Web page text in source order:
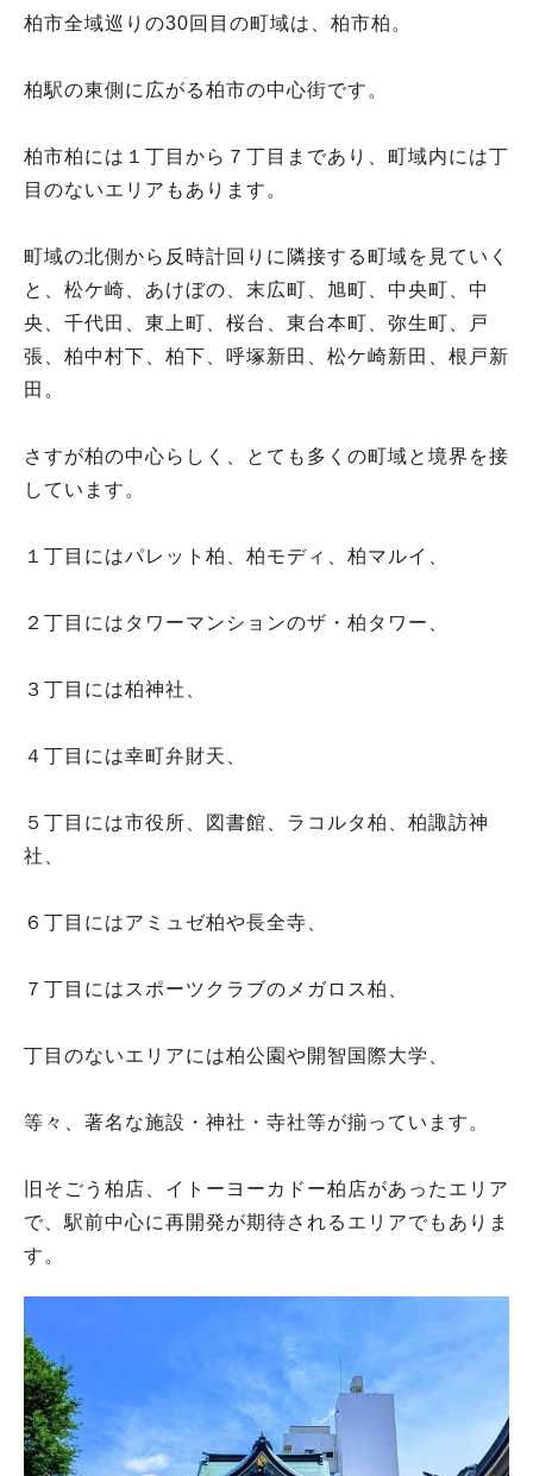
柏市全域巡りの30回目の町域は、柏市柏。
柏駅の東側に広がる柏市の中心街です。
柏市柏には１丁目から７丁目まであり、町域内には丁
目のないエリアもあります。
町域の北側から反時計回りに隣接する町域を見ていく
と、松ケ崎、あけぼの、末広町、旭町、中央町、中
央、千代田、東上町、桜台、東台本町、弥生町、戸
張、柏中村下、柏下、呼塚新田、松ケ崎新田、根戸新
田。
さすが柏の中心らしく、とても多くの町域と境界を接
しています。
１丁目にはパレット柏、柏モディ、柏マルイ、
２丁目にはタワーマンションのザ・柏タワー、
３丁目には柏神社、
４丁目には幸町弁財天、
５丁目には市役所、図書館、ラコルタ柏、柏諏訪神
社、
６丁目にはアミュゼ柏や長全寺、
７丁目にはスポーツクラブのメガロス柏、
丁目のないエリアには柏公園や開智国際大学、
等々、著名な施設・神社・寺社等が揃っています。
旧そごう柏店、イトーヨーカドー柏店があったエリア
で、駅前中心に再開発が期待されるエリアでもありま
す。